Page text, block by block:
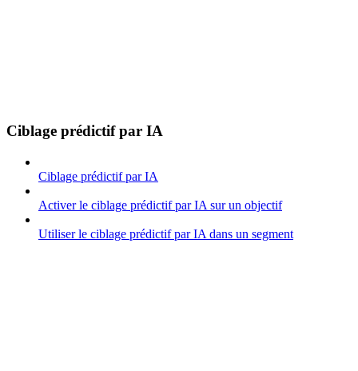
Ciblage prédictif par IA
Ciblage prédictif par IA
Activer le ciblage prédictif par IA sur un objectif
Utiliser le ciblage prédictif par IA dans un segment